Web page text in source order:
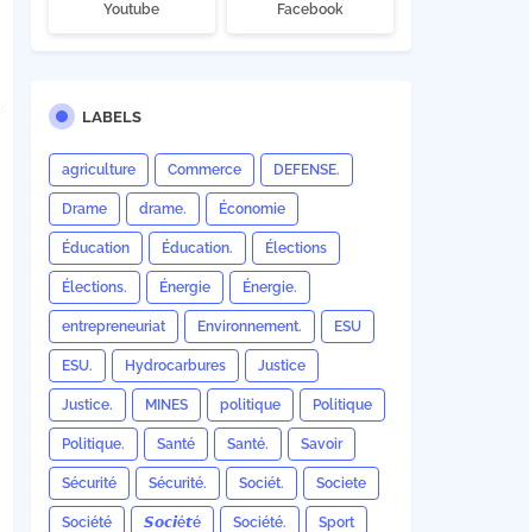
Youtube Facebook
LABELS
agriculture Commerce DEFENSE.
Drame drame. Économie
Éducation Éducation. Élections
Élections. Énergie Énergie.
entrepreneuriat Environnement. ESU
ESU. Hydrocarbures Justice
Justice. MINES politique Politique
Politique. Santé Santé. Savoir
Sécurité Sécurité. Sociét. Societe
Société 𝙎𝙤𝙘𝙞é𝙩é Société. Sport